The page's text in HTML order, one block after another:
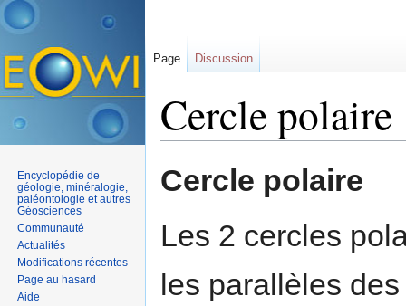
Cercle polaire
Cercle polaire
Les 2 cercles
les parallèles
Page Discussion
Encyclopédie de
géologie, minéralogie,
paléontologie et autres
Géosciences
Communauté
Actualités
Modifications récentes
Page au hasard
Aide